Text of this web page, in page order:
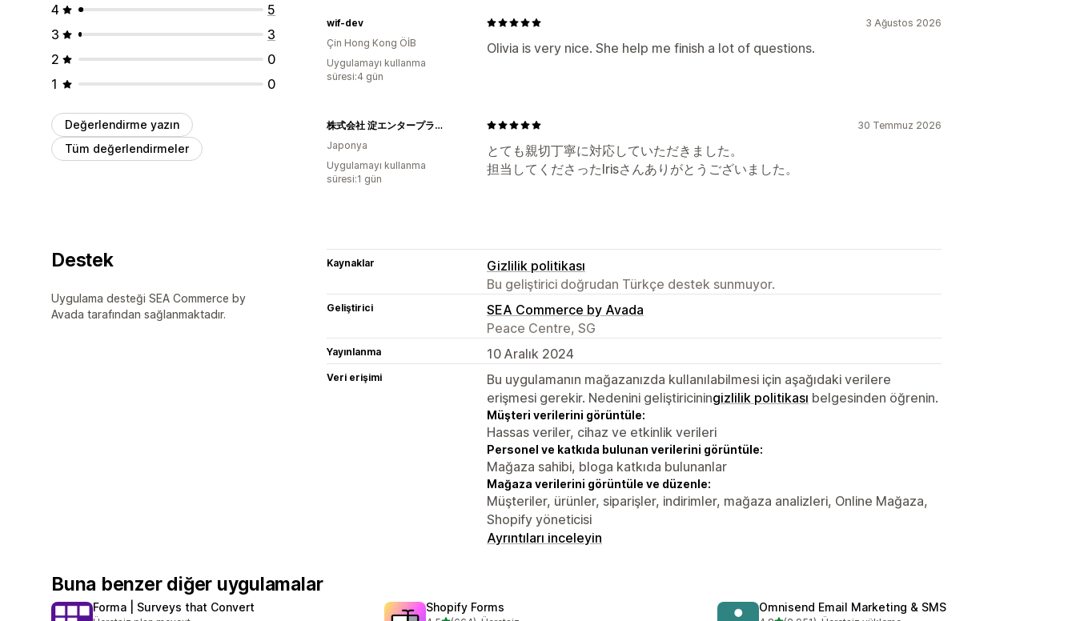
4
5
3
3
2
0
1
0
Değerlendirme yazın
Tüm değerlendirmeler
3 Ağustos 2026
Olivia is very nice. She help me finish a lot of questions.
wif-dev
Çin Hong Kong ÖİB
Uygulamayı kullanma
süresi:4 gün
30 Temmuz 2026
とても親切丁寧に対応していただきました。
担当してくださったIrisさんありがとうございました。
株式会社 淀エンタープライズ
Japonya
Uygulamayı kullanma
süresi:1 gün
Destek
Uygulama desteği SEA Commerce by
Avada tarafından sağlanmaktadır.
Kaynaklar
Gizlilik politikası
Bu geliştirici doğrudan Türkçe destek sunmuyor.
Geliştirici
SEA Commerce by Avada
Peace Centre, SG
Yayınlanma 10 Aralık 2024
Veri erişimi
Bu uygulamanın mağazanızda kullanılabilmesi için aşağıdaki verilere
erişmesi gerekir. Nedenini geliştiriciningizlilik politikası belgesinden öğrenin.
Müşteri verilerini görüntüle:
Hassas veriler, cihaz ve etkinlik verileri
Personel ve katkıda bulunan verilerini görüntüle:
Mağaza sahibi, bloga katkıda bulunanlar
Mağaza verilerini görüntüle ve düzenle:
Müşteriler, ürünler, siparişler, indirimler, mağaza analizleri, Online Mağaza,
Shopify yöneticisi
Ayrıntıları inceleyin
Buna benzer diğer uygulamalar
Forma | Surveys that Convert Shopify Forms Omnisend Email Marketing & SMS